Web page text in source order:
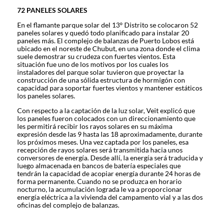
72 PANELES SOLARES
En el flamante parque solar del 13° Distrito se colocaron 52
paneles solares y quedó todo planificado para instalar 20
paneles más. El complejo de balanzas de Puerto Lobos está
ubicado en el noreste de Chubut, en una zona donde el clima
suele demostrar su crudeza con fuertes vientos. Esta
situación fue uno de los motivos por los cuales los
instaladores del parque solar tuvieron que proyectar la
construcción de una sólida estructura de hormigón con
capacidad para soportar fuertes vientos y mantener estáticos
los paneles solares.
Con respecto a la captación de la luz solar, Veit explicó que
los paneles fueron colocados con un direccionamiento que
les permitirá recibir los rayos solares en su máxima
expresión desde las 9 hasta las 18 aproximadamente, durante
los próximos meses. Una vez captada por los paneles, esa
recepción de rayos solares será transmitida hacia unos
conversores de energía. Desde allí, la energía será traducida y
luego almacenada en bancos de batería especiales que
tendrán la capacidad de acopiar energía durante 24 horas de
forma permanente. Cuando no se produzca en horario
nocturno, la acumulación lograda le va a proporcionar
energía eléctrica a la vivienda del campamento vial y a las dos
oficinas del complejo de balanzas.